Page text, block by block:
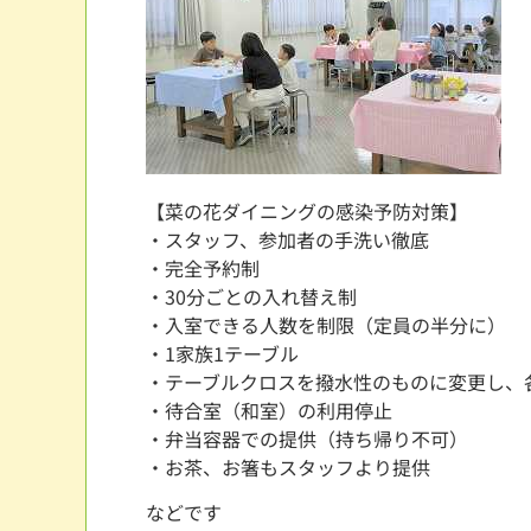
【菜の花ダイニングの感染予防対策】
・スタッフ、参加者の手洗い徹底
・完全予約制
・30分ごとの入れ替え制
・入室できる人数を制限（定員の半分に）
・1家族1テーブル
・テーブルクロスを撥水性のものに変更し
・待合室（和室）の利用停止
・弁当容器での提供（持ち帰り不可）
・お茶、お箸もスタッフより提供
などです